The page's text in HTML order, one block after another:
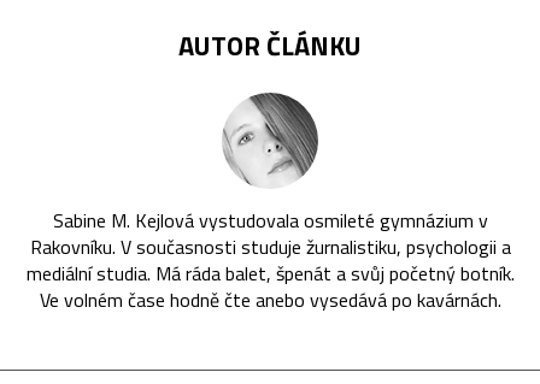
AUTOR ČLÁNKU
Sabine M. Kejlová vystudovala osmileté gymnázium v
Rakovníku. V současnosti studuje žurnalistiku, psychologii a
mediální studia. Má ráda balet, špenát a svůj početný botník.
Ve volném čase hodně čte anebo vysedává po kavárnách.